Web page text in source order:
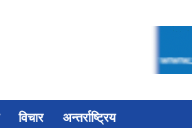
विचार अन्तर्राष्ट्रिय